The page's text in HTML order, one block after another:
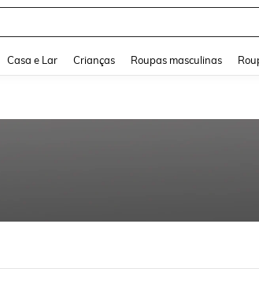
Casa e Lar Crianças Roupas masculinas